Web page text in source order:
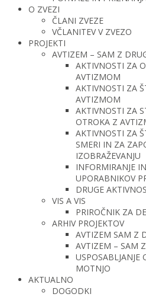
O ZVEZI
ČLANI ZVEZE
VČLANITEV V ZVEZO
PROJEKTI
AVTIZEM – SAM Z
AKTIVNOSTI ZA
AVTIZMOM
AKTIVNOSTI ZA
AVTIZMOM
AKTIVNOSTI ZA
OTROKA Z
AKTIVNOSTI ZA
SMERI IN ZA
IZOBRAŽEVANJU
INFORMIRANJE
UPORABNIKOV
DRUGE
VIS A VIS
PRIROČNIK ZA
ARHIV PROJEKTOV
AVTIZEM SAM Z
AVTIZEM – SAM
USPOSABLJANJE
MOTNJO
AKTUALNO
DOGODKI